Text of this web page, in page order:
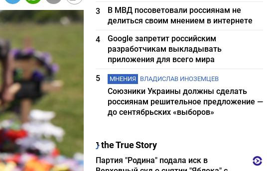
3
В МВД посоветовали россиянам не
делиться своим мнением в интернете
4
Google запретит российским
разработчикам выкладывать
приложения для всего мира
5
МНЕНИЯ ВЛАДИСЛАВ ИНОЗЕМЦЕВ
Союзники Украины должны сделать
россиянам решительное предложение —
до сентябрьских «выборов»